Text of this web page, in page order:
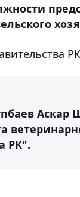
Аскар
РК".